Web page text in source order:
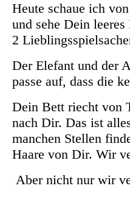
Heute schaue ich
und sehe Dein
2
Der Elefant und der
passe auf, dass die
Dein Bett riecht von
nach Dir. Das ist
manchen Stellen
Haare von Dir. Wir
Aber nicht nur wir